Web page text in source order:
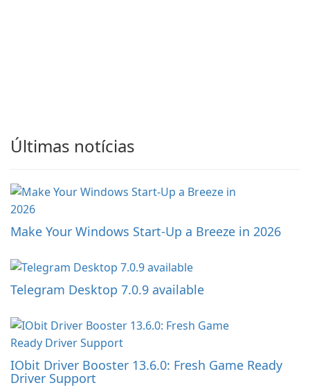
Últimas notícias
Make Your Windows Start-Up a Breeze in 2026
Telegram Desktop 7.0.9 available
IObit Driver Booster 13.6.0: Fresh Game Ready
Driver Support